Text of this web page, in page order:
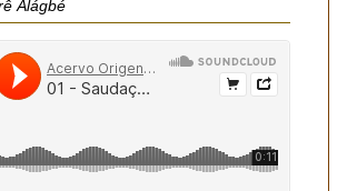
Àlágbé